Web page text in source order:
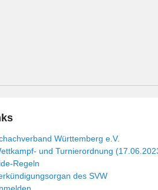
Württemberg e.V.
und Turnierordnung
Regeln
des SVW